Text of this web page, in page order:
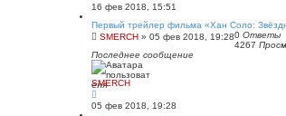
16 фев 2018, 15:51
Первый трейлер фильма «Хан Соло:
SMERCH » 05 фев 2018, 19:280 Ответы
4267
Последнее сообщение
SMERCH
05 фев 2018, 19:28